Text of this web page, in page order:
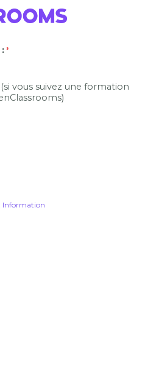
vous suivez une formation
Information